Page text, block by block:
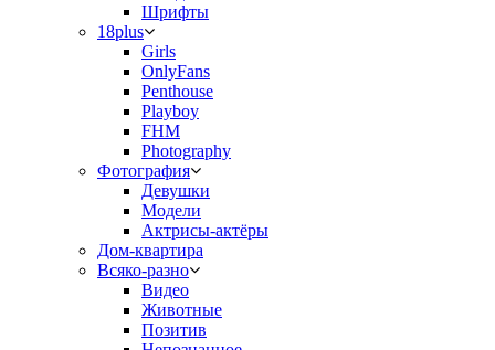
Шрифты
18plus
Girls
OnlyFans
Penthouse
Playboy
FHM
Photography
Фотография
Девушки
Модели
Актрисы-актёры
Дом-квартира
Всяко-разно
Видео
Животные
Позитив